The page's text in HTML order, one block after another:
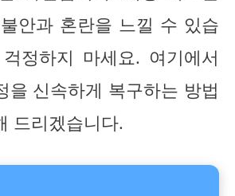
안과 혼란을 느낄 수 있습
정하지 마세요. 여기에서
을 신속하게 복구하는 방법
드리겠습니다.